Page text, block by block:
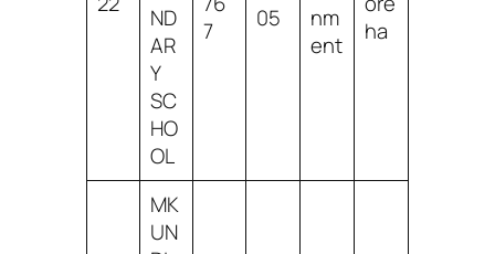
ND
AR
Y
SC
HO
OL
7
05
nm
ent
ha
MK
UN